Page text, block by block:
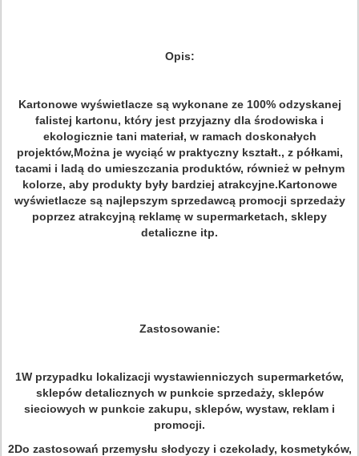
Opis:
Kartonowe wyświetlacze są wykonane ze 100% odzyskanej
falistej kartonu, który jest przyjazny dla środowiska i
ekologicznie tani materiał, w ramach doskonałych
projektów,Można je wyciąć w praktyczny kształt., z półkami,
tacami i ladą do umieszczania produktów, również w pełnym
kolorze, aby produkty były bardziej atrakcyjne.Kartonowe
wyświetlacze są najlepszym sprzedawcą promocji sprzedaży
poprzez atrakcyjną reklamę w supermarketach, sklepy
detaliczne itp.
Zastosowanie:
1W przypadku lokalizacji wystawienniczych supermarketów,
sklepów detalicznych w punkcie sprzedaży, sklepów
sieciowych w punkcie zakupu, sklepów, wystaw, reklam i
promocji.
2Do zastosowań przemysłu słodyczy i czekolady, kosmetyków,